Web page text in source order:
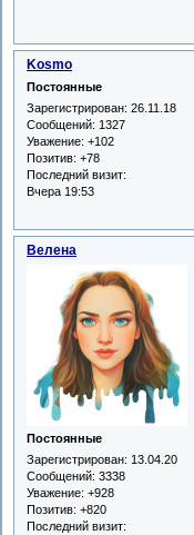
Kosmo
Постоянные
Зарегистрирован: 26.11.18
Сообщений: 1327
Уважение: +102
Позитив: +78
Последний визит:
Вчера 19:53
Велена
Постоянные
Зарегистрирован: 13.04.20
Сообщений: 3338
Уважение: +928
Позитив: +820
Последний визит: